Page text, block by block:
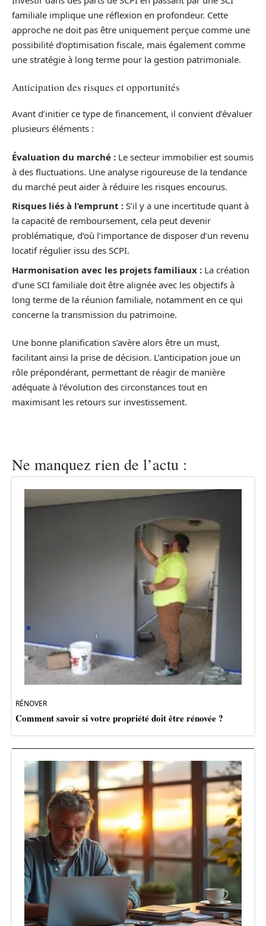
familiale implique une réflexion en profondeur. Cette
approche ne doit pas être uniquement perçue comme une
possibilité d’optimisation fiscale, mais également comme
une stratégie à long terme pour la gestion patrimoniale.
Anticipation des risques et opportunités
Avant d’initier ce type de financement, il convient d’évaluer
plusieurs éléments :
Évaluation du marché : Le secteur immobilier est soumis
à des fluctuations. Une analyse rigoureuse de la tendance
du marché peut aider à réduire les risques encourus.
Risques liés à l’emprunt : S’il y a une incertitude quant à
la capacité de remboursement, cela peut devenir
problématique, d’où l’importance de disposer d’un revenu
locatif régulier issu des SCPI.
Harmonisation avec les projets familiaux : La création
d’une SCI familiale doit être alignée avec les objectifs à
long terme de la réunion familiale, notamment en ce qui
concerne la transmission du patrimoine.
Une bonne planification s’avère alors être un must,
facilitant ainsi la prise de décision. L’anticipation joue un
rôle prépondérant, permettant de réagir de manière
adéquate à l’évolution des circonstances tout en
maximisant les retours sur investissement.
Ne manquez rien de l’actu :
RÉNOVER
Comment savoir si votre propriété doit être rénovée ?